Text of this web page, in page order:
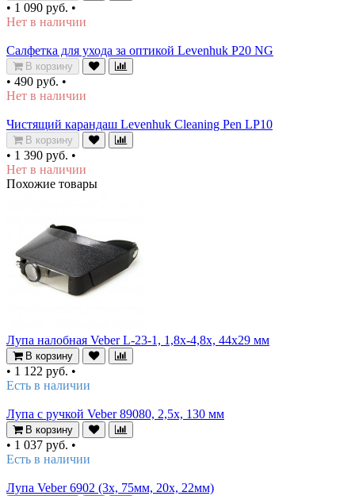
• 1 090 руб. •
Нет в наличии
Салфетка для ухода за оптикой Levenhuk P20 NG
В корзину
• 490 руб. •
Нет в наличии
Чистящий карандаш Levenhuk Cleaning Pen LP10
В корзину
• 1 390 руб. •
Нет в наличии
Похожие товары
Лупа налобная Veber L-23-1, 1,8x-4,8x, 44x29 мм
В корзину
• 1 122 руб. •
Есть в наличии
Лупа с ручкой Veber 89080, 2,5х, 130 мм
В корзину
• 1 037 руб. •
Есть в наличии
Лупа Veber 6902 (3х, 75мм, 20х, 22мм)